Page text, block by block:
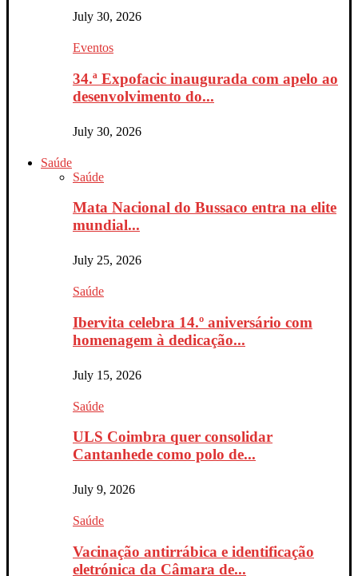
July 30, 2026
Eventos
34.ª Expofacic inaugurada com apelo ao
desenvolvimento do...
July 30, 2026
Saúde
Saúde
Mata Nacional do Bussaco entra na elite
mundial...
July 25, 2026
Saúde
Ibervita celebra 14.º aniversário com
homenagem à dedicação...
July 15, 2026
Saúde
ULS Coimbra quer consolidar
Cantanhede como polo de...
July 9, 2026
Saúde
Vacinação antirrábica e identificação
eletrónica da Câmara de...